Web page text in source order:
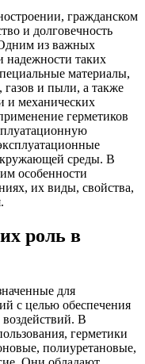
гражданском
и долговечность
из важных
надежности таких
материалы,
и пыли, а также
и механических
герметиков
среды. В
особенности
их виды, свойства,
роль в
для
с целью обеспечения
В
герметики
полиуретановые,